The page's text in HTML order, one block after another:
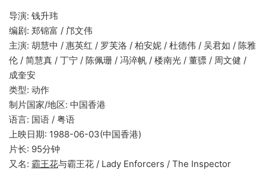
导演: 钱升玮
编剧: 郑锦富 / 邝文伟
主演: 胡慧中 / 惠英红 / 罗芙洛 / 柏安妮 / 杜德伟 / 吴君如 / 陈雅
伦 / 简慧真 / 丁宁 / 陈佩珊 / 冯淬帆 / 楼南光 / 董骠 / 周文健 /
成奎安
类型: 动作
制片国家/地区: 中国香港
语言: 国语 / 粤语
上映日期: 1988-06-03(中国香港)
片长: 95分钟
又名: 霸王花与霸王花 / Lady Enforcers / The Inspector